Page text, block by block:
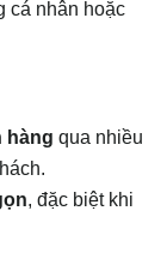
cá nhân hoặc
hàng qua nhiều
, đặc biệt khi